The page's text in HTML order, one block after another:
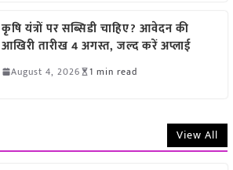
कृषि यंत्रों पर सब्सिडी चाहिए? आवेदन की
आखिरी तारीख 4 अगस्त, जल्द करें अप्लाई
August 4, 2026 1 min read
View All